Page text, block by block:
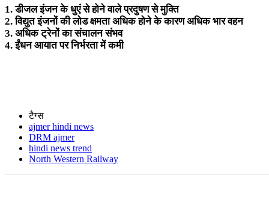
1. डीजल इंजन के धुएं से होने वाले प्रदुषण से मुक्ति
2. विद्युत इंजनों की लोड क्षमता अधिक होने के कारण अधिक भार वहन
3. अधिक ट्रेनों का संचालन संभव
4. ईंधन आयात पर निर्भरता में कमी
टैग्स
ajmer hindi news
DRM ajmer
hindi news trend
North Western Railway